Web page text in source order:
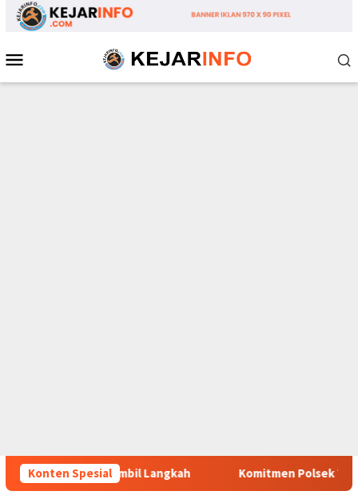
Loncat
Mobile
Konten Spesial
Komitmen Polsek Tigaraksa Tindak Tegas Peredaran Obat